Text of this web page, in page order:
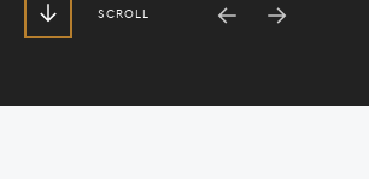
SCROLL